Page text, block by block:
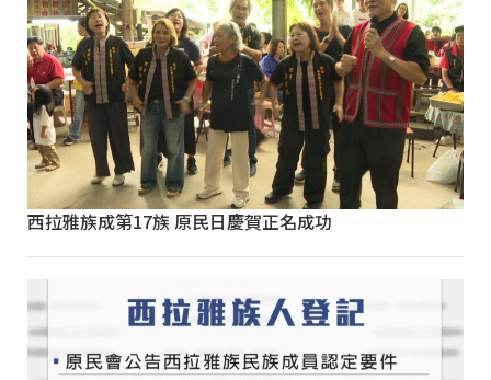
西拉雅族成第17族 原民日慶賀正名成功